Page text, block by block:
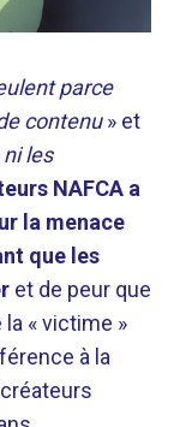
parce
contenu» et
les
NAFCA a
la menace
que les
et de peur que
« victime »
à la